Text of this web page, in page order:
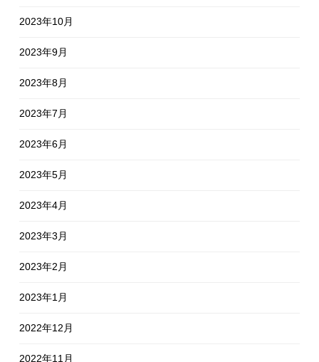
2023年10月
2023年9月
2023年8月
2023年7月
2023年6月
2023年5月
2023年4月
2023年3月
2023年2月
2023年1月
2022年12月
2022年11月